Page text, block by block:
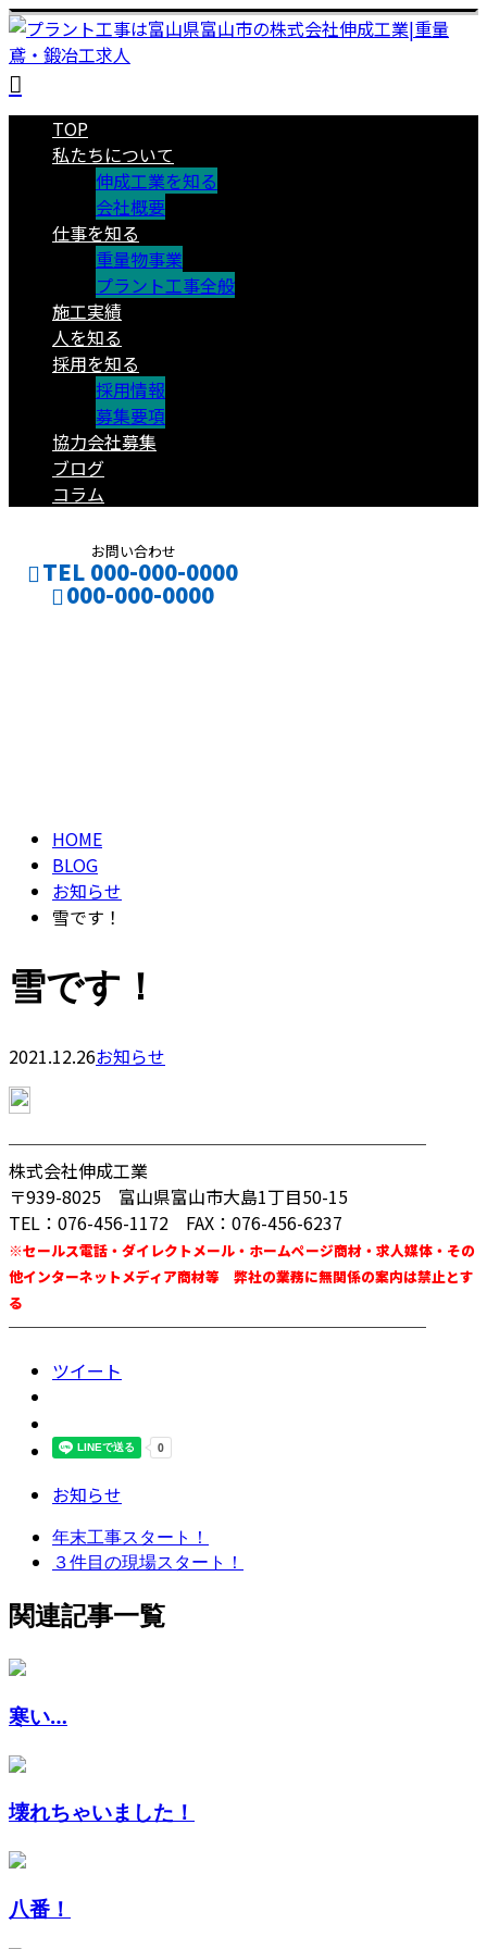
TOP
私たちについて
伸成工業を知る
会社概要
仕事を知る
重量物事業
プラント工事全般
施工実績
人を知る
採用を知る
採用情報
募集要項
協力会社募集
ブログ
コラム
お問い合わせ
TEL 000-000-0000
000-000-0000
HOME
BLOG
お知らせ
雪です！
雪です！
2021.12.26お知らせ
────────────────────────
株式会社伸成工業
〒939-8025 富山県富山市大島1丁目50-15
TEL：076-456-1172 FAX：076-456-6237
※セールス電話・ダイレクトメール・ホームページ商材・求人媒体・その
他インターネットメディア商材等 弊社の業務に無関係の案内は禁止とす
る
────────────────────────
ツイート
お知らせ
年末工事スタート！
３件目の現場スタート！
関連記事一覧
寒い…
壊れちゃいました！
八番！